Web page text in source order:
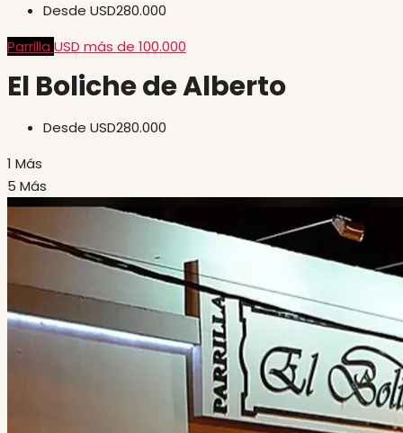
Desde USD280.000
Parrilla USD más de 100.000
El Boliche de Alberto
Desde USD280.000
1 Más
5 Más